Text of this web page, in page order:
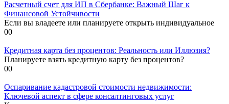
Расчетный счет для ИП в Сбербанке: Важный Шаг к
Финансовой Устойчивости
Если вы владеете или планируете открыть индивидуальное
00
Кредитная карта без процентов: Реальность или Иллюзия?
Планируете взять кредитную карту без процентов?
00
Оспаривание кадастровой стоимости недвижимости:
Ключевой аспект в сфере консалтинговых услуг